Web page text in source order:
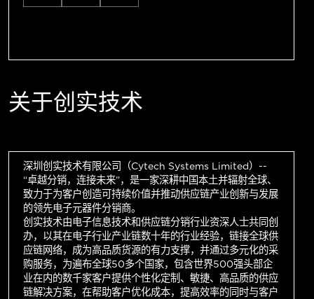
关于创实技术
深圳创实技术有限公司（Cytech Systems Limited）--
“卓越分销，连接未来”，是一家深耕中国本土并辐射全球、
致力于为客户创造可持续价值并推动供应链产业创新与发展
的领先电子元器件分销商。
创实技术由电子信息技术和供应链分销行业资深人士共同创
办，以其在电子行业产业链数十年的行业经验，链接全球供
应链网络，成为高品质货源的有力支撑，并通过多元化的采
购服务，为遍布全球50多个国家，包含世界500强头部企
业在内的数千家客户提供个性化定制、敏捷、高品质的供应
链解决方案，在帮助客户优化成本，提高效率的同时与客户